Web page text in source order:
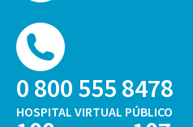
0 800 555 8478
HOSPITAL VIRTUAL PÚBLICO